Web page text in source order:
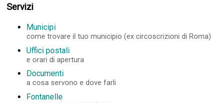
Servizi
Municipi
come trovare il tuo municipio (ex circoscrizioni di Roma)
Uffici postali
e orari di apertura
Documenti
a cosa servono e dove farli
Fontanelle